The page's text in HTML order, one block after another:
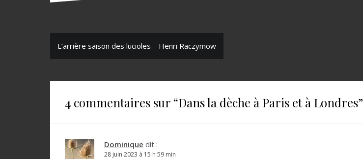
N
v
L’arrière saison des lucioles – Henri Raczymow
4 commentaires sur “Dans la dèche à Paris et à Londres”
Dominique dit :
28 juin 2023 à 15 h 59 min